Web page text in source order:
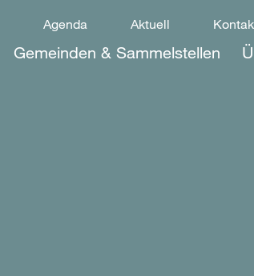
Gemeinden & Sammelstellen
Agenda Aktuell